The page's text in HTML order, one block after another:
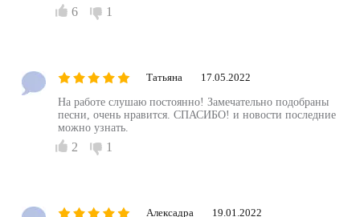
6 1
Татьяна 17.05.2022
На работе слушаю постоянно! Замечательно подобраны
песни, очень нравится. СПАСИБО! и новости последние
можно узнать.
2 1
Алексадра 19.01.2022